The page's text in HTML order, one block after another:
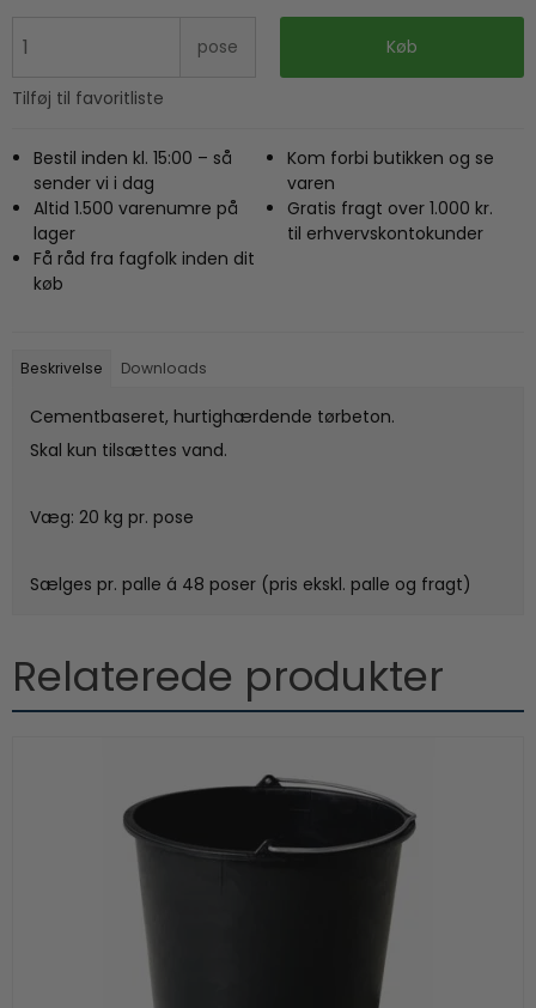
pose Køb
Tilføj til favoritliste
Bestil inden kl. 15:00 – så
sender vi i dag
Altid 1.500 varenumre på
lager
Få råd fra fagfolk inden dit
køb
Kom forbi butikken og se
varen
Gratis fragt over 1.000 kr.
til erhvervskontokunder
Beskrivelse Downloads
Cementbaseret, hurtighærdende tørbeton.
Skal kun tilsættes vand.
Væg: 20 kg pr. pose
Sælges pr. palle á 48 poser (pris ekskl. palle og fragt)
Relaterede produkter